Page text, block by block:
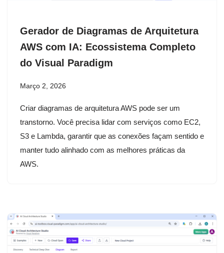
Gerador de Diagramas de Arquitetura
AWS com IA: Ecossistema Completo
do Visual Paradigm
Março 2, 2026
Criar diagramas de arquitetura AWS pode ser um
transtorno. Você precisa lidar com serviços como EC2,
S3 e Lambda, garantir que as conexões façam sentido e
manter tudo alinhado com as melhores práticas da
AWS.